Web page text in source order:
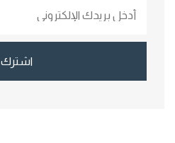
اشترك